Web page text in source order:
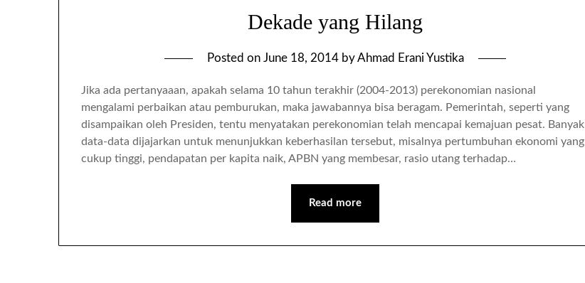
Dekade yang Hilang
Posted on June 18, 2014byAhmad Erani Yustika
Jika ada pertanyaaan, apakah selama 10 tahun terakhir (2004-2013) perekonomian nasional
mengalami perbaikan atau pemburukan, maka jawabannya bisa beragam. Pemerintah, seperti yang
disampaikan oleh Presiden, tentu menyatakan perekonomian telah mencapai kemajuan pesat. Banyak
data-data dijajarkan untuk menunjukkan keberhasilan tersebut, misalnya pertumbuhan ekonomi yang
cukup tinggi, pendapatan per kapita naik, APBN yang membesar, rasio utang terhadap…
Read more